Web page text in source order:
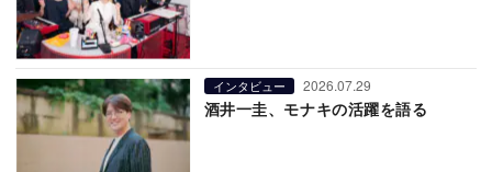
インタビュー 2026.07.29
酒井一圭、モナキの活躍を語る